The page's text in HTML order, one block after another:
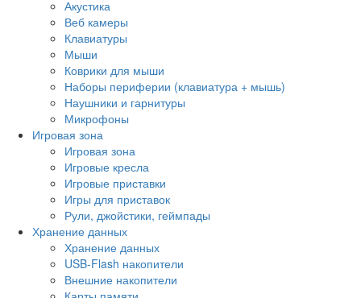
Акустика
Веб камеры
Клавиатуры
Мыши
Коврики для мыши
Наборы периферии (клавиатура + мышь)
Наушники и гарнитуры
Микрофоны
Игровая зона
Игровая зона
Игровые кресла
Игровые приставки
Игры для приставок
Рули, джойстики, геймпады
Хранение данных
Хранение данных
USB-Flash накопители
Внешние накопители